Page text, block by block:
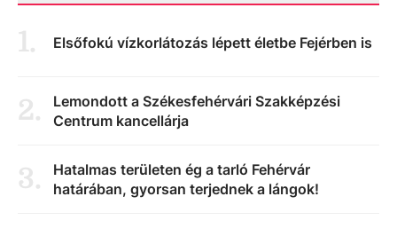
1. Elsőfokú vízkorlátozás lépett életbe Fejérben is
2.
Lemondott a Székesfehérvári Szakképzési
Centrum kancellárja
3.
Hatalmas területen ég a tarló Fehérvár
határában, gyorsan terjednek a lángok!